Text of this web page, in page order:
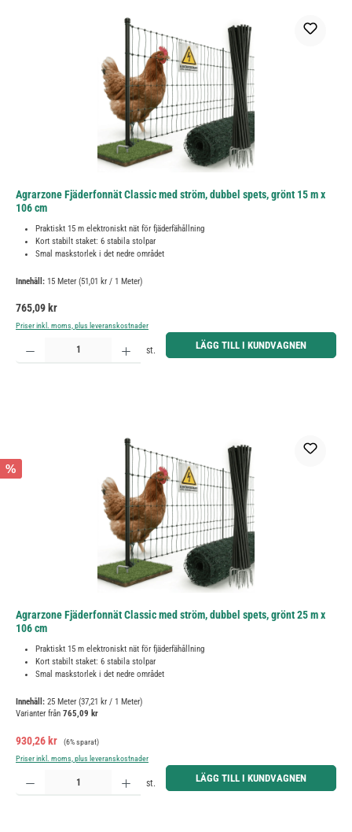
Agrarzone Fjäderfonnät Classic med ström, dubbel spets, grönt 15 m x
106 cm
Praktiskt 15 m elektroniskt nät för fjäderfähållning
Kort stabilt staket: 6 stabila stolpar
Smal maskstorlek i det nedre området
Innehåll: 15 Meter (51,01 kr / 1 Meter)
Ordinarie pris:
765,09 kr
Priser inkl. moms, plus leveranskostnader
Produktkvantitet: Ange önskat belopp eller använd knapparna för att öka eller minska kvantiteten.
st. LÄGG TILL I KUNDVAGNEN
%
Agrarzone Fjäderfonnät Classic med ström, dubbel spets, grönt 25 m x
106 cm
Praktiskt 15 m elektroniskt nät för fjäderfähållning
Kort stabilt staket: 6 stabila stolpar
Smal maskstorlek i det nedre området
Innehåll: 25 Meter (37,21 kr / 1 Meter)
Varianter från 765,09 kr
Försäljningspris:
930,26 kr Ordinarie pris:
(6% sparat)
Priser inkl. moms, plus leveranskostnader
Produktkvantitet: Ange önskat belopp eller använd knapparna för att öka eller minska kvantiteten.
st. LÄGG TILL I KUNDVAGNEN